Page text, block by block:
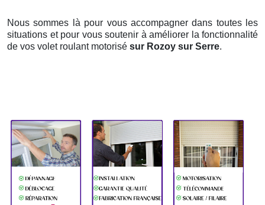
Nous sommes là pour vous accompagner dans toutes les
situations et pour vous soutenir à améliorer la fonctionnalité
de vos volet roulant motorisé sur Rozoy sur Serre.